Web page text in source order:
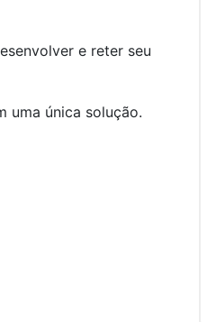
e reter seu
uma única solução.